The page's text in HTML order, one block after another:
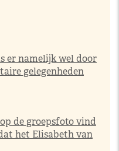
er namelijk wel door
gelegenheden
de groepsfoto vind
het Elisabeth van